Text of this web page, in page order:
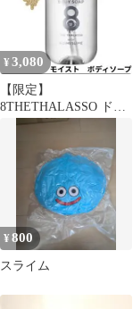
¥ 3,080
【限定】
8THETHALASSO ドラ
クエ ボディーソープ ホ
¥800
スライム